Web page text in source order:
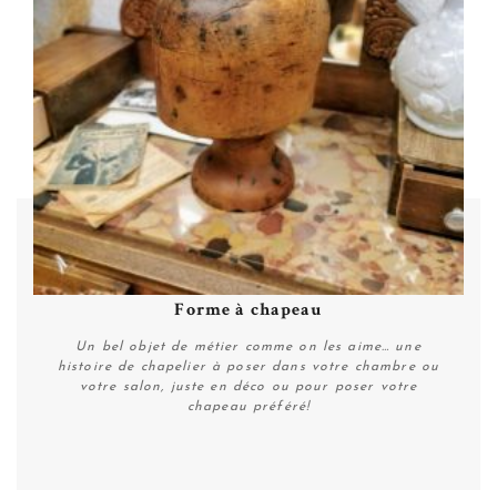
Forme à chapeau
Un bel objet de métier comme on les aime… une
histoire de chapelier à poser dans votre chambre ou
votre salon, juste en déco ou pour poser votre
chapeau préféré!